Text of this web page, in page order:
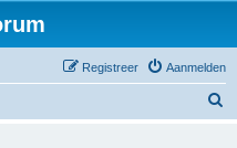
Aanmelden
Registreer